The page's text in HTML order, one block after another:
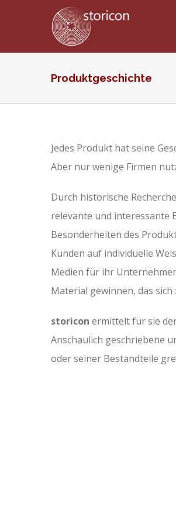
Produktgeschichte
Jedes Produkt hat seine
Aber nur wenige Firmen
Durch historische
relevante und interessante
Besonderheiten des
Kunden auf individuelle
Medien für ihr
Material gewinnen, das
storicon ermittelt für sie
Anschaulich geschriebene
oder seiner Bestandteile